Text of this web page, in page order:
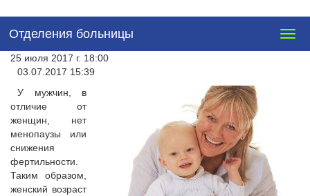
Отделения больницы
25 июля 2017 г. 18:00
03.07.2017 15:39
У мужчин, в
отличие от
женщин, нет
менопаузы или
снижения
фертильности.
Таким образом,
женский возраст